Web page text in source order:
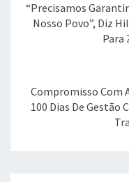
“Precisamos
Nosso Povo”, Diz
Para
Compromisso Com
100 Dias De